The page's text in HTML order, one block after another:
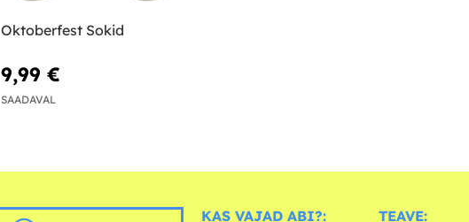
Oktoberfest Sokid
9,99 €
SAADAVAL
KAS VAJAD ABI?: TEAVE: